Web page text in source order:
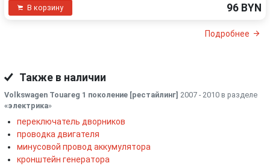
В корзину 96 BYN
Подробнее
Также в наличии
Volkswagen Touareg 1 поколение [рестайлинг] 2007 - 2010 в разделе
«электрика»
переключатель дворников
проводка двигателя
минусовой провод аккумулятора
кронштейн генератора